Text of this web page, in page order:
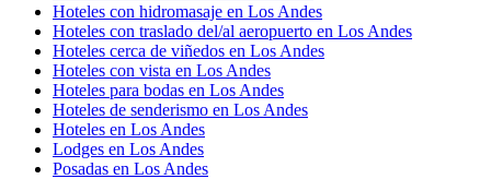
Hoteles con hidromasaje en Los Andes
Hoteles con traslado del/al aeropuerto en Los Andes
Hoteles cerca de viñedos en Los Andes
Hoteles con vista en Los Andes
Hoteles para bodas en Los Andes
Hoteles de senderismo en Los Andes
Hoteles en Los Andes
Lodges en Los Andes
Posadas en Los Andes